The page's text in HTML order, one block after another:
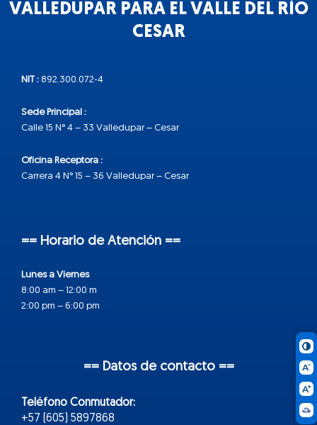
VALLEDUPAR PARA EL VALLE DEL RÍO
CESAR
NIT : 892.300.072-4
Sede Principal :
Calle 15 N° 4 – 33 Valledupar – Cesar
Oficina Receptora :
Carrera 4 N° 15 – 36 Valledupar – Cesar
== Horario de Atención ==
Lunes a Viernes
8:00 am – 12:00 m
2:00 pm – 6:00 pm
== Datos de contacto ==
Teléfono Conmutador:
+57 (605) 5897868